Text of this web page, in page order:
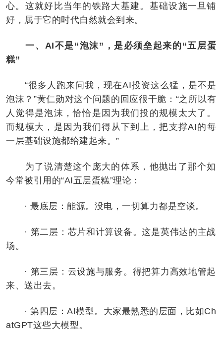
心。这就好比当年的铁路大基建。基础设施一旦铺
好，属于它的时代自然就会到来。
一、AI不是“泡沫”，是必须垒起来的“五层蛋
糕”
“很多人跑来问我，现在AI投资这么猛，是不是
泡沫？”黄仁勋对这个问题的回应很干脆：“之所以有
人觉得是泡沫，恰恰是因为我们投的规模太大了。
而规模大，是因为我们得从下到上，把支撑AI的每
一层基础设施都给建起来。”
为了说清楚这个庞大的体系，他抛出了那个如
今常被引用的“AI五层蛋糕”理论：
· 最底层：能源。没电，一切算力都是空谈。
· 第二层：芯片和计算设备。这是英伟达的主战
场。
· 第三层：云设施与服务。得把算力高效地管起
来、送出去。
· 第四层：AI模型。大家最熟悉的层面，比如Ch
atGPT这些大模型。